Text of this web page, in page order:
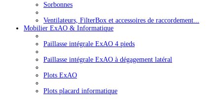
Sorbonnes
Ventilateurs, FilterBox et accessoires de raccordement...
Mobilier ExAO & Informatique
Paillasse intégrale ExAO 4 pieds
Paillasse intégrale ExAO à dégagement latéral
Plots ExAO
Plots placard informatique